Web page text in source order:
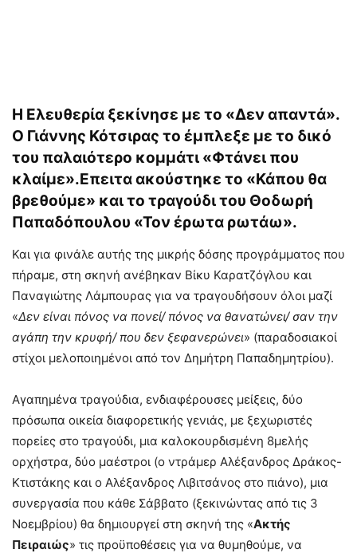
Η Ελευθερία ξεκίνησε με το «Δεν απαντά».
Ο Γιάννης Κότσιρας το έμπλεξε με το δικό
του παλαιότερο κομμάτι «Φτάνει που
κλαίμε».Επειτα ακούστηκε το «Κάπου θα
βρεθούμε» και το τραγούδι του Θοδωρή
Παπαδόπουλου «Τον έρωτα ρωτάω».
Και για φινάλε αυτής της μικρής δόσης προγράμματος που
πήραμε, στη σκηνή ανέβηκαν Βίκυ Καρατζόγλου και
Παναγιώτης Λάμπουρας για να τραγουδήσουν όλοι μαζί
«Δεν είναι πόνος να πονεί/ πόνος να θανατώνει/ σαν την
αγάπη την κρυφή/ που δεν ξεφανερώνει» (παραδοσιακοί
στίχοι μελoποιημένοι από τον Δημήτρη Παπαδημητρίου).
Αγαπημένα τραγούδια, ενδιαφέρουσες μείξεις, δύο
πρόσωπα οικεία διαφορετικής γενιάς, με ξεχωριστές
πορείες στο τραγούδι, μια καλοκουρδισμένη 8μελής
ορχήστρα, δύο μαέστροι (ο ντράμερ Αλέξανδρος Δράκος-
Κτιστάκης και ο Αλέξανδρος Λιβιτσάνος στο πιάνο), μια
συνεργασία που κάθε Σάββατο (ξεκινώντας από τις 3
Νοεμβρίου) θα δημιουργεί στη σκηνή της «Ακτής
Πειραιώς» τις προϋποθέσεις για να θυμηθούμε, να